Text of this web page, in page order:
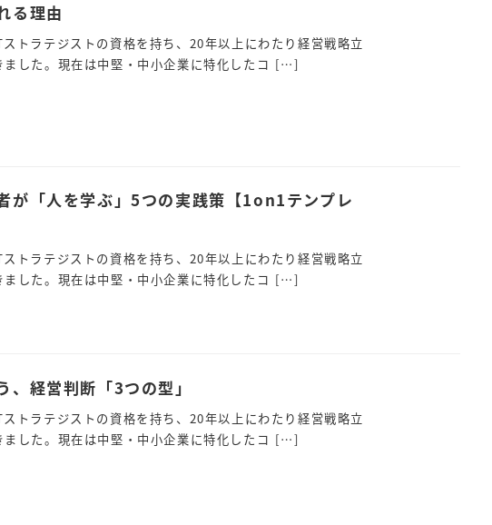
る理由
トラテジストの資格を持ち、20年以上にわたり経営戦略立
した。現在は中堅・中小企業に特化したコ […]
が「人を学ぶ」5つの実践策【1on1テンプレ
トラテジストの資格を持ち、20年以上にわたり経営戦略立
した。現在は中堅・中小企業に特化したコ […]
、経営判断「3つの型」
トラテジストの資格を持ち、20年以上にわたり経営戦略立
した。現在は中堅・中小企業に特化したコ […]